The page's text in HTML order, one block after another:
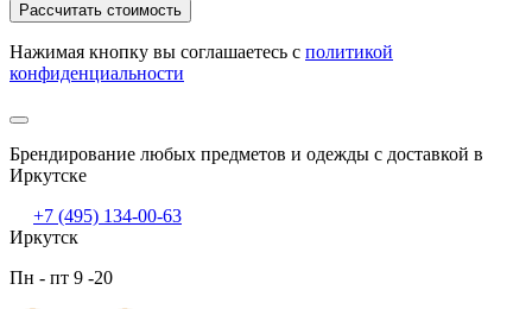
Рассчитать стоимость
Нажимая кнопку вы соглашаетесь с политикой
конфиденциальности
Брендирование любых предметов и одежды с доставкой в
Иркутске
+7 (495) 134-00-63
Иркутск
Пн - пт 9 -20